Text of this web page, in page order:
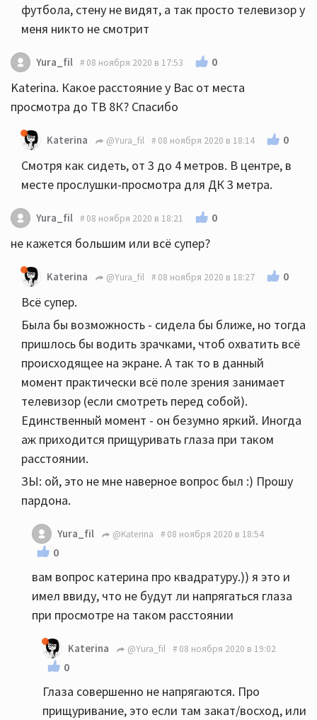
футбола, стену не видят, а так просто телевизор у
меня никто не смотрит
Yura_fil 08 ноября 2020 в 17:53 0
Katerina. Какое расстояние у Вас от места
просмотра до ТВ 8К? Спасибо
Katerina @Yura_fil 08 ноября 2020 в 18:14 0
Смотря как сидеть, от 3 до 4 метров. В центре, в
месте прослушки-просмотра для ДК 3 метра.
Yura_fil 08 ноября 2020 в 18:21 0
не кажется большим или всё супер?
Katerina @Yura_fil 08 ноября 2020 в 18:27 0
Всё супер.
Была бы возможность - сидела бы ближе, но тогда
пришлось бы водить зрачками, чтоб охватить всё
происходящее на экране. А так то в данный
момент практически всё поле зрения занимает
телевизор (если смотреть перед собой).
Единственный момент - он безумно яркий. Иногда
аж приходится прищуривать глаза при таком
расстоянии.
ЗЫ: ой, это не мне наверное вопрос был :) Прошу
пардона.
Yura_fil @Katerina 08 ноября 2020 в 18:54
0
вам вопрос катерина про квадратуру.)) я это и
имел ввиду, что не будут ли напрягаться глаза
при просмотре на таком расстоянии
Katerina @Yura_fil 08 ноября 2020 в 19:02
0
Глаза совершенно не напрягаются. Про
прищуривание, это если там закат/восход, или